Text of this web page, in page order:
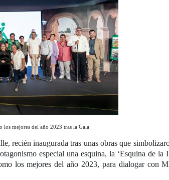
mejores del año 2023 tras la Gala
recién inaugurada tras unas obras que
especial una esquina, la ‘Esquina de la
los mejores del año 2023, para dialogar con